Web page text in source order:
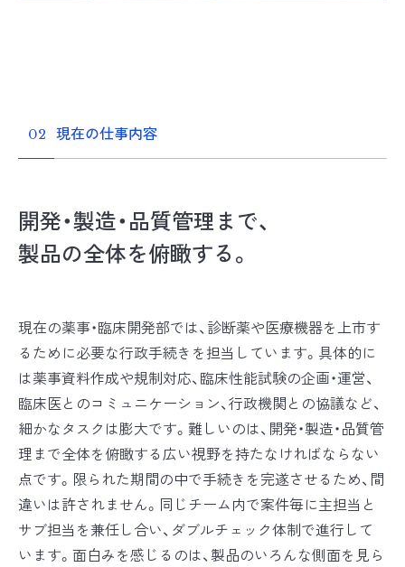
02 現在の仕事内容
開発・製造・品質管理まで、
製品の全体を俯瞰する。
現在の薬事・臨床開発部では、診断薬や医療機器を上市す
るために必要な行政手続きを担当しています。具体的に
は薬事資料作成や規制対応、臨床性能試験の企画・運営、
臨床医とのコミュニケーション、行政機関との協議など、
細かなタスクは膨大です。難しいのは、開発・製造・品質管
理まで全体を俯瞰する広い視野を持たなければならない
点です。限られた期間の中で手続きを完遂させるため、間
違いは許されません。同じチーム内で案件毎に主担当と
サブ担当を兼任し合い、ダブルチェック体制で進行して
います。面白みを感じるのは、製品のいろんな側面を見ら